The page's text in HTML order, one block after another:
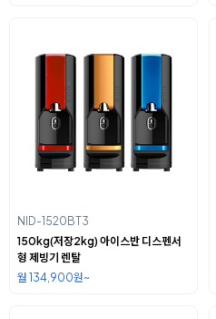
NID-1520BT3
150kg(저장2kg) 아이스반 디스펜서
형 제빙기 렌탈
월 134,900원~